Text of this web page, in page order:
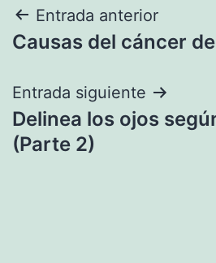
Navegación
de
entradas
Entrada anterior
Causas del cáncer
Entrada siguiente
Delinea los ojos
(Parte 2)